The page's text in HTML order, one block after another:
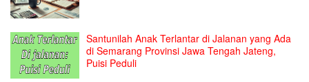
Santunilah Anak Terlantar di Jalanan yang Ada
di Semarang Provinsi Jawa Tengah Jateng,
Puisi Peduli